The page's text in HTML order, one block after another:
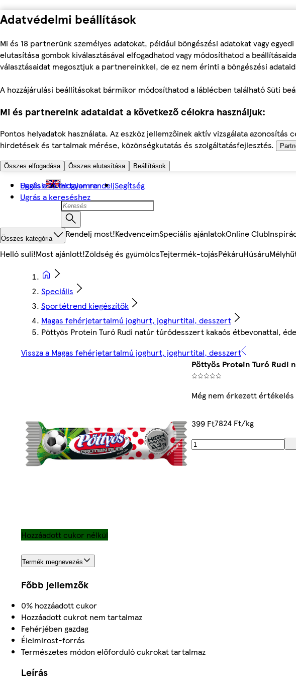
Adatvédelmi beállítások
Mi és 18 partnerünk személyes adatokat, például böngészési adatokat vagy
elutasítása gombok kiválasztásával elfogadhatod vagy módosíthatod a
választásaidat megosztjuk a partnereinkkel, de ez nem érinti a böngészési
A hozzájárulási beállításokat bármikor módosíthatod a láblécben található Süti
Mi és partnereink adataidat a következő célokra használjuk:
Pontos helyadatok használata. Az eszköz jellemzőinek aktív vizsgálata
hirdetések és tartalmak mérése, közönségkutatás és szolgáltatásfejlesztés.
Összes elfogadása Összes elutasítása Beállítások
Ugrás a fő tartalomra
Ugrás a kereséshez
English Hogyan rendeljSegítség
Összes kategória Rendelj most!KedvenceimSpeciális ajánlatokOnline Club
Helló suli!Most ajánlott!Zöldség és gyümölcsTejtermék-tojásPékáruHúsáru
Speciális
Sportétrend kiegészítők
Magas fehérjetartalmú joghurt, joghurtital, desszert
Pöttyös Protein Turó Rudi natúr túródesszert kakaós étbevonattal,
Vissza a Magas fehérjetartalmú joghurt, joghurtital, desszert
Pöttyös Protein Turó Rudi
Még nem érkezett értékelés
399 Ft7824 Ft/kg
Hozzáadott cukor nélkül
Termék megnevezés
Főbb jellemzők
0% hozzáadott cukor
Hozzáadott cukrot nem tartalmaz
Fehérjében gazdag
Élelmirost-forrás
Természetes módon előforduló cukrokat tartalmaz
Leírás